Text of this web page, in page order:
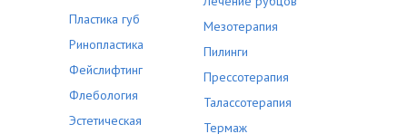
Пластика губ
Ринопластика
Фейслифтинг
Флебология
Эстетическая
Мезотерапия
Пилинги
Прессотерапия
Талассотерапия
Термаж